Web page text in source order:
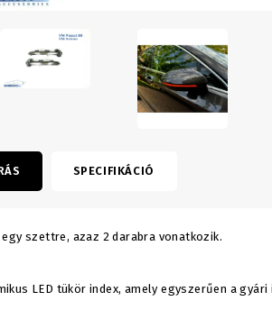
SPECIFIKÁCIÓ
egy szettre, azaz 2 darabra vonatkozik.
LED tükör index, amely egyszerűen a